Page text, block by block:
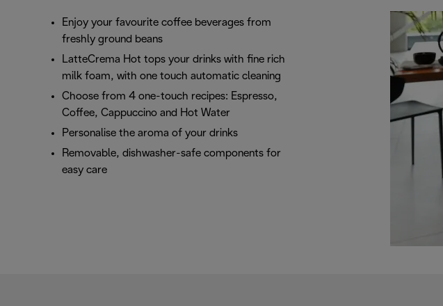
Enjoy your favourite coffee beverages from
freshly ground beans
LatteCrema Hot tops your drinks with fine rich
milk foam, with one touch automatic cleaning
Choose from 4 one-touch recipes: Espresso,
Coffee, Cappuccino and Hot Water
Personalise the aroma of your drinks
Removable, dishwasher-safe components for
easy care